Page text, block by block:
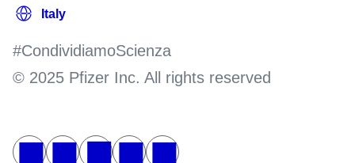
#CondividiamoScienza
© 2025 Pfizer Inc. All rights reserved